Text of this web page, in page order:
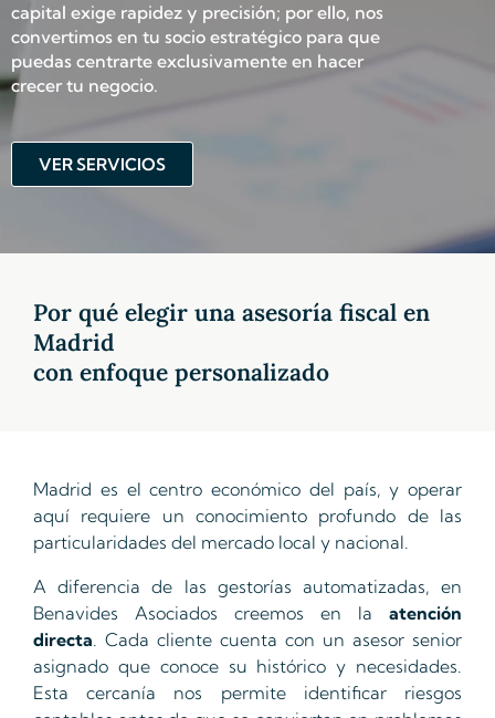
capital exige rapidez y precisión; por ello, nos
convertimos en tu socio estratégico para que
puedas centrarte exclusivamente en hacer
crecer tu negocio.
VER SERVICIOS
Por qué elegir una asesoría fiscal en
Madrid
con enfoque personalizado
Madrid es el centro económico del país, y operar
aquí requiere un conocimiento profundo de las
particularidades del mercado local y nacional.
A diferencia de las gestorías automatizadas, en
Benavides Asociados creemos en la atención
directa. Cada cliente cuenta con un asesor senior
asignado que conoce su histórico y necesidades.
Esta cercanía nos permite identificar riesgos